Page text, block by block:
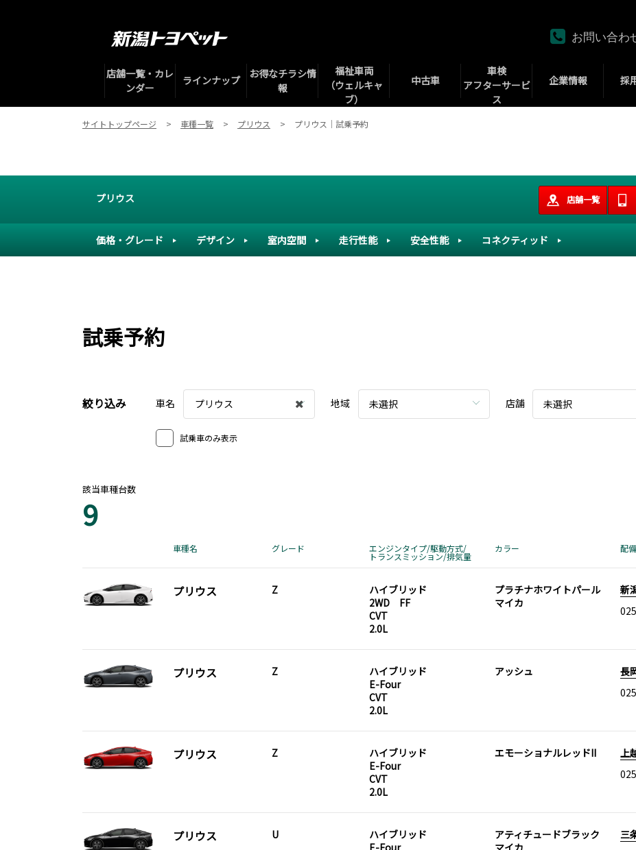
お問い合わ
店舗一覧・カレ
ンダー
ラインナップ
お得なチラシ情
報
福祉車両
（ウェルキャ
ブ）
中古車
車検
アフターサービ
ス
企業情報 採
サイトトップページ 車種一覧 プリウス プリウス｜試乗予約
プリウス 店舗一覧
価格・グレード デザイン 室内空間 走行性能 安全性能 コネクティッド
試乗予約
絞り込み 車名 プリウス 地域 未選択 店舗 未選択
試乗車のみ表示
該当車種台数
9
車種名 グレード エンジンタイプ/駆動方式/
トランスミッション/排気量
カラー 配
プリウス Z
ハイブリッド
2WD FF
CVT
2.0L
プラチナホワイトパール
マイカ
新
プリウス Z
ハイブリッド
E-Four
CVT
2.0L
アッシュ
長
プリウス Z
ハイブリッド
E-Four
CVT
2.0L
エモーショナルレッドII
上
プリウス U
ハイブリッド
アティチュードブラック
三